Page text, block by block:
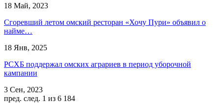
18 Май, 2023
Сгоревший летом омский ресторан «Хочу Пури» объявил о
найме…
18 Янв, 2025
РСХБ поддержал омских аграриев в период уборочной
кампании
3 Сен, 2023
пред. след. 1 из 6 184